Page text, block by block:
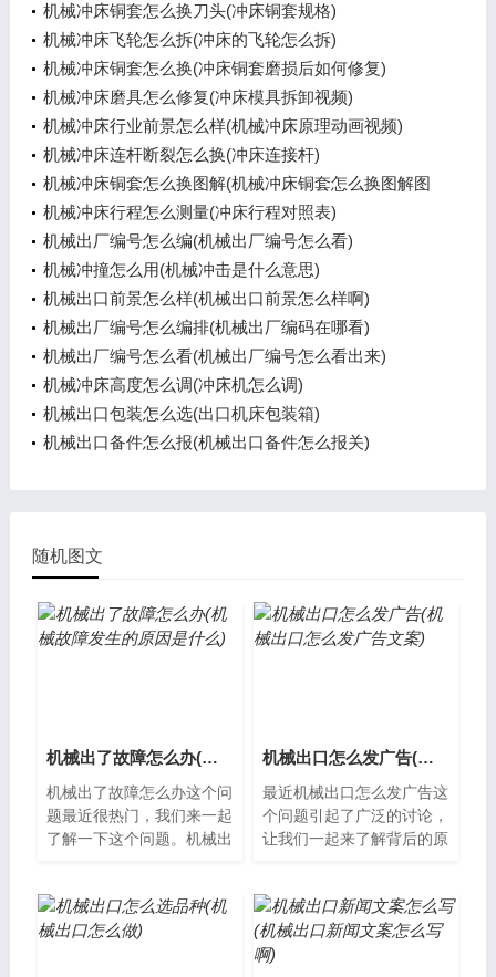
法)
机械冲床铜套怎么换刀头(冲床铜套规格)
机械冲床飞轮怎么拆(冲床的飞轮怎么拆)
机械冲床铜套怎么换(冲床铜套磨损后如何修复)
机械冲床磨具怎么修复(冲床模具拆卸视频)
机械冲床行业前景怎么样(机械冲床原理动画视频)
机械冲床连杆断裂怎么换(冲床连接杆)
机械冲床铜套怎么换图解(机械冲床铜套怎么换图解图
片)
机械冲床行程怎么测量(冲床行程对照表)
机械出厂编号怎么编(机械出厂编号怎么看)
机械冲撞怎么用(机械冲击是什么意思)
机械出口前景怎么样(机械出口前景怎么样啊)
机械出厂编号怎么编排(机械出厂编码在哪看)
机械出厂编号怎么看(机械出厂编号怎么看出来)
机械冲床高度怎么调(冲床机怎么调)
机械出口包装怎么选(出口机床包装箱)
机械出口备件怎么报(机械出口备件怎么报关)
随机图文
机械出了故障怎么办(机械故障发生的原因是什么)
机械出了故障怎么办这个问
题最近很热门，我们来一起
了解一下这个问题。机械出
现故障的情...
机械出口怎么发广告(机械出口怎么发广告文案)
最近机械出口怎么发广告这
个问题引起了广泛的讨论，
让我们一起来了解背后的原
中，机械出口...